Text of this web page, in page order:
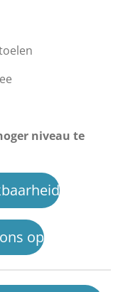
niveau te
op